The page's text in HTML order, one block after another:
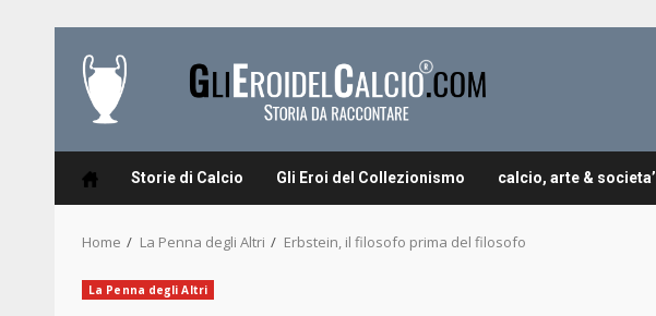
content
Storie di Calcio Gli Eroi del Collezionismo calcio, arte & societa’
Home La Penna degli Altri Erbstein, il filosofo prima del filosofo
La Penna degli Altri